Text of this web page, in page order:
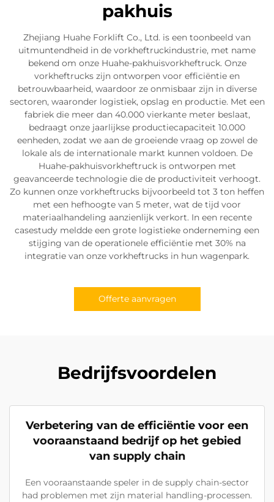
pakhuis
Zhejiang Huahe Forklift Co., Ltd. is een toonbeeld van
uitmuntendheid in de vorkheftruckindustrie, met name
bekend om onze Huahe-pakhuisvorkheftruck. Onze
vorkheftrucks zijn ontworpen voor efficiëntie en
betrouwbaarheid, waardoor ze onmisbaar zijn in diverse
sectoren, waaronder logistiek, opslag en productie. Met een
fabriek die meer dan 40.000 vierkante meter beslaat,
bedraagt onze jaarlijkse productiecapaciteit 10.000
eenheden, zodat we aan de groeiende vraag op zowel de
lokale als de internationale markt kunnen voldoen. De
Huahe-pakhuisvorkheftruck is ontworpen met
geavanceerde technologie die de productiviteit verhoogt.
Zo kunnen onze vorkheftrucks bijvoorbeeld tot 3 ton heffen
met een hefhoogte van 5 meter, wat de tijd voor
materiaalhandeling aanzienlijk verkort. In een recente
casestudy meldde een grote logistieke onderneming een
stijging van de operationele efficiëntie met 30% na
integratie van onze vorkheftrucks in hun wagenpark.
Offerte aanvragen
Bedrijfsvoordelen
Verbetering van de efficiëntie voor een
vooraanstaand bedrijf op het gebied
van supply chain
Een vooraanstaande speler in de supply chain-sector
had problemen met zijn material handling-processen.